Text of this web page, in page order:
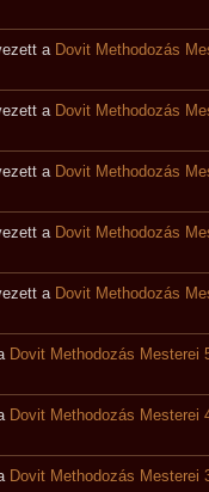
a Dovit Methodozás
a Dovit Methodozás
a Dovit Methodozás
a Dovit Methodozás
a Dovit Methodozás
Dovit Methodozás Mesterei
Dovit Methodozás Mesterei
Dovit Methodozás Mesterei